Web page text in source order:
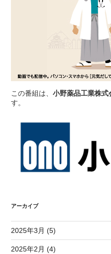
この番組は、小野薬品工業株式
す。
アーカイブ
2025年3月 (5)
2025年2月 (4)